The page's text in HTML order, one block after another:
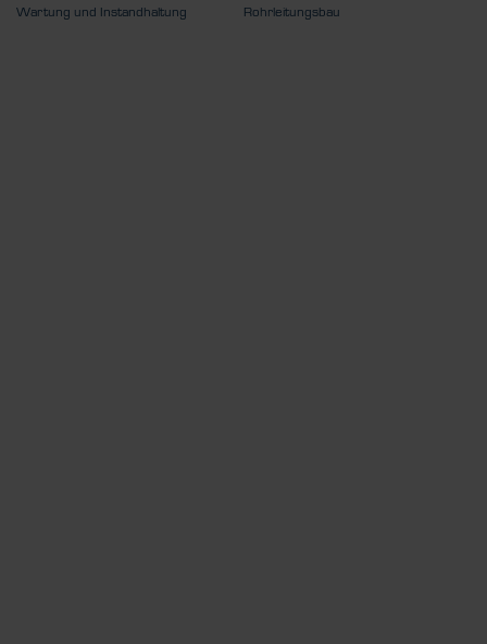
Wartung und Instandhaltung
Rohrleitungsbau